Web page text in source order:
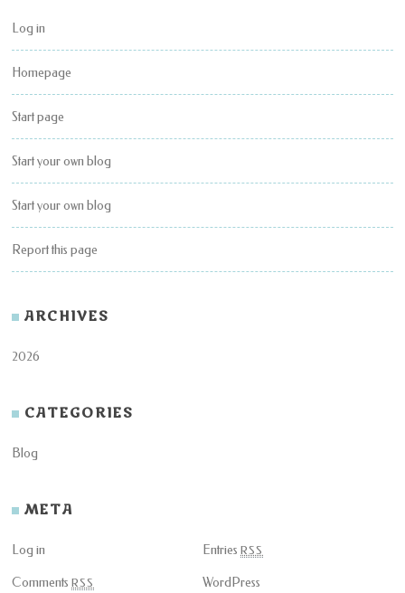
Log in
Homepage
Start page
Start your own blog
Start your own blog
Report this page
ARCHIVES
2026
CATEGORIES
Blog
META
Log in Entries RSS
CommentsRSS WordPress